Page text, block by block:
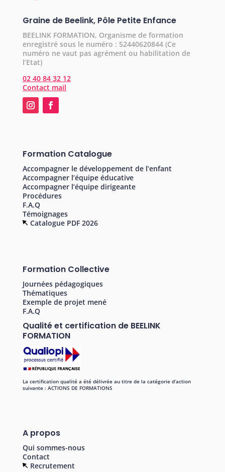
Graine de Beelink, Pôle Petite Enfance
BEELINK FORMATION, Organisme de formation
enregistré sous le numéro : 52440620844 (Ce
numéro ne vaut pas agrément ou habilitation de
l’Etat)
02 40 84 32 12
Contact mail
Formation Catalogue
Accompagner le développement de l’enfant
Accompagner l’équipe éducative
Accompagner l’équipe dirigeante
Procédures
F.A.Q
Témoignages
Catalogue PDF 2026
Formation Collective
Journées pédagogiques
Thématiques
Exemple de projet mené
F.A.Q
Qualité et certification de BEELINK
FORMATION
La certification qualité a été délivrée au titre de la catégorie d’action
suivante : ACTIONS DE FORMATIONS
A propos
Qui sommes-nous
Contact
Recrutement